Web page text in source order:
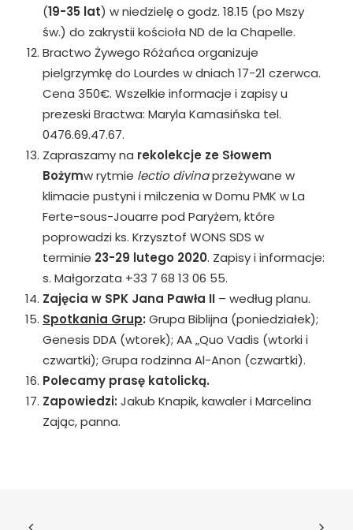
(19-35 lat) w niedzielę o godz. 18.15 (po Mszy
św.) do zakrystii kościoła ND de la Chapelle.
Bractwo Żywego Różańca organizuje
pielgrzymkę do Lourdes w dniach 17-21 czerwca.
Cena 350€. Wszelkie informacje i zapisy u
prezeski Bractwa: Maryla Kamasińska tel.
0476.69.47.67.
Zapraszamy na rekolekcje ze Słowem
Bożymw rytmie lectio divinaprzeżywane w
klimacie pustyni i milczenia w Domu PMK w La
Ferte-sous-Jouarre pod Paryżem, które
poprowadzi ks. Krzysztof WONS SDS w
terminie 23-29 lutego 2020. Zapisy i informacje:
s. Małgorzata +33 7 68 13 06 55.
Zajęcia w SPK Jana Pawła II – według planu.
Spotkania Grup: Grupa Biblijna (poniedziałek);
Genesis DDA (wtorek); AA „Quo Vadis (wtorki i
czwartki); Grupa rodzinna Al-Anon (czwartki).
Polecamy prasę katolicką.
Zapowiedzi: Jakub Knapik, kawaler i Marcelina
Zając, panna.